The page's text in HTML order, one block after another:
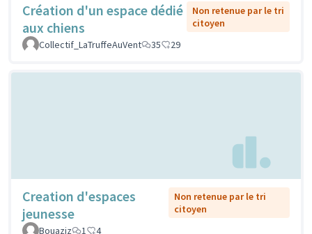
Création d'un espace dédié
aux chiens
Non retenue par le tri
citoyen
Collectif_LaTruffeAuVent
35 29
Creation d'espaces
jeunesse
Non retenue par le tri
citoyen
Bouaziz
1 4